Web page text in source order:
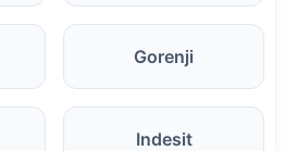
Gorenji
Indesit